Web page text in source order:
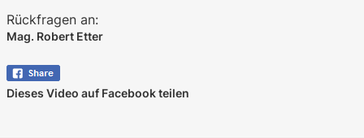
Rückfragen an:
Mag. Robert Etter
Dieses Video auf Facebook teilen